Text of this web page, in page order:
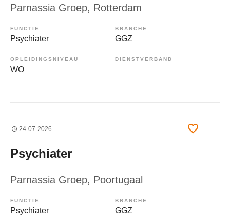
Parnassia Groep, Rotterdam
FUNCTIE
Psychiater
BRANCHE
GGZ
OPLEIDINGSNIVEAU
WO
DIENSTVERBAND
24-07-2026
Psychiater
Parnassia Groep, Poortugaal
FUNCTIE
Psychiater
BRANCHE
GGZ